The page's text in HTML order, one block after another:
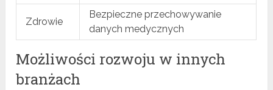
Zdrowie
Bezpieczne przechowywanie
danych medycznych
Możliwości rozwoju w innych
branżach